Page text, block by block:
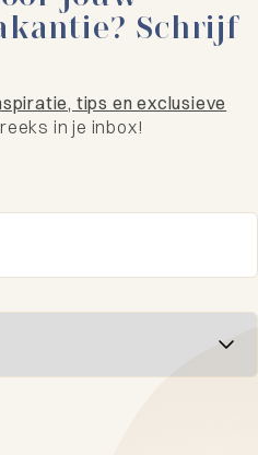
Schrijf
tips en exclusieve
in je inbox!